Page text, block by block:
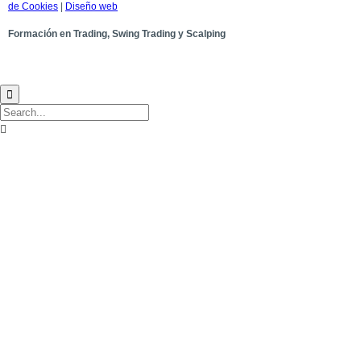
de Cookies
Diseño web
Formación en Trading, Swing Trading y Scalping

